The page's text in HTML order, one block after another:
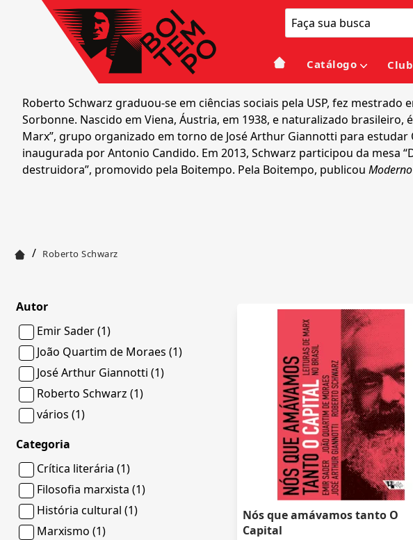
Catálogo
Roberto Schwarz graduou-se em ciências sociais pela USP, fez
Sorbonne. Nascido em Viena, Áustria, em 1938, e naturalizado
Marx”, grupo organizado em torno de José Arthur Giannotti para
inaugurada por Antonio Candido. Em 2013, Schwarz participou da mesa
destruidora”, promovido pela Boitempo. Pela Boitempo, publicou
/ Roberto Schwarz
Autor
Emir Sader (1)
João Quartim de Moraes (1)
José Arthur Giannotti (1)
Roberto Schwarz (1)
vários (1)
Categoria
Crítica literária (1)
Filosofia marxista (1)
História cultural (1)
Marxismo (1)
Nós que amávamos tanto O
Capital